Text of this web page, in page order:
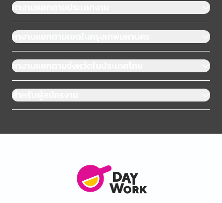
หางานแยกตามประเภทงาน
หางานแยกตามเขตในกรุงเทพมหานคร
หางานแยกตามจังหวัดในประเทศไทย
สำหรับผู้สมัครงาน